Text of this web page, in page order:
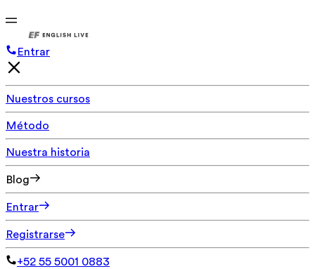
Entrar
Nuestros cursos
Método
Nuestra historia
Blog
Entrar
Registrarse
+52 55 5001 0883